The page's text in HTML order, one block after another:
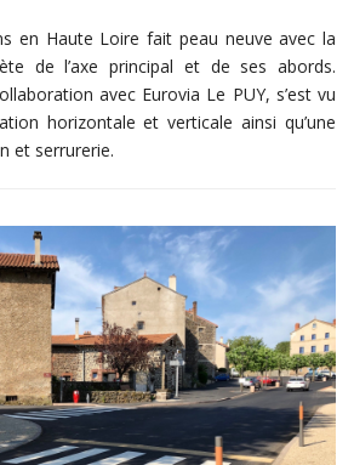
en Haute Loire fait peau neuve avec la
de l’axe principal et de ses abords.
avec Eurovia Le PUY, s’est vu
horizontale et verticale ainsi qu’une
et serrurerie.